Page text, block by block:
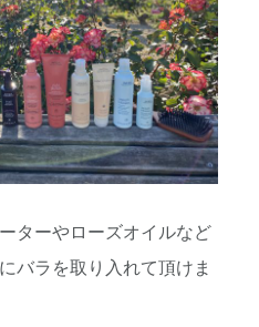
ターやローズオイルなど
バラを取り入れて頂けま